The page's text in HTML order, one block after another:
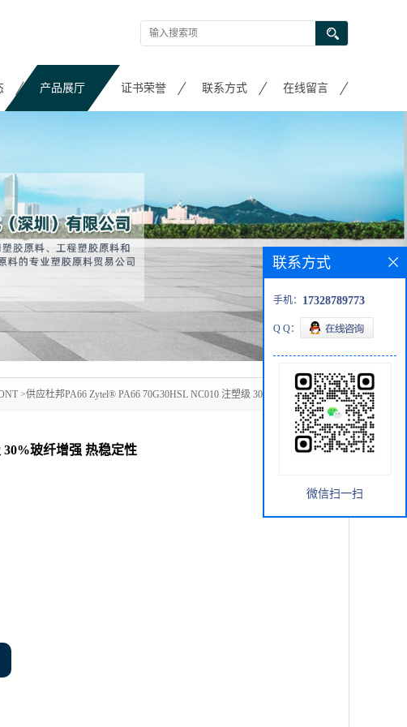
产品展厅 证书荣誉 联系方式 在线留言
>供应杜邦PA66 Zytel® PA66 70G30HSL NC010 注塑级 30%玻纤增
30%玻纤增强 热稳定性
联系方式
手机： 17328789773
Q Q：
微信扫一扫